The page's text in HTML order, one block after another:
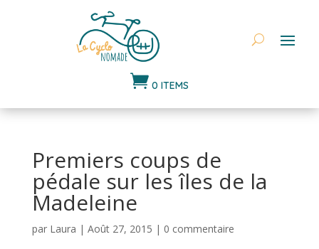
 0 ITEMS
Premiers coups de
pédale sur les îles de la
Madeleine
par Laura | Août 27, 2015 | 0 commentaire